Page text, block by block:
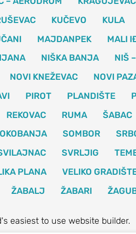
KUČEVO KULA
MAJDANPEK MALI
NIŠKA BANJA NIŠ
NOVI KNEŽEVAC NOVI
PIROT PLANDIŠTE
REKOVAC RUMA ŠABAC
SOMBOR
SVRLJIG
PLANA VELIKO
ŽABALJ ŽABARI
easiest to use website builder.